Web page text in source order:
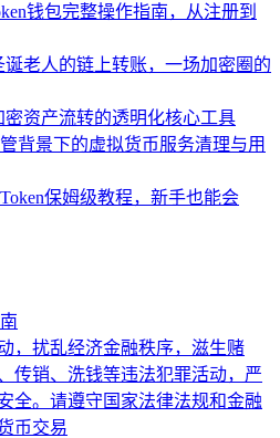
钱包完整操作指南，从注册到
诞老人的链上转账，一场加密圈的
密资产流转的透明化核心工具
背景下的虚拟货币服务清理与用
保姆级教程，新手也能会
，扰乱经济金融秩序，滋生赌
传销、洗钱等违法犯罪活动，严
全。请遵守国家法律法规和金融
币交易